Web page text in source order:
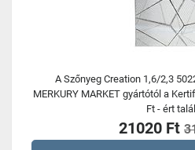
A Szőnyeg Creation 1,6/2,3
MERKURY MARKET gyártótól a
Ft - ért
21020 Ft